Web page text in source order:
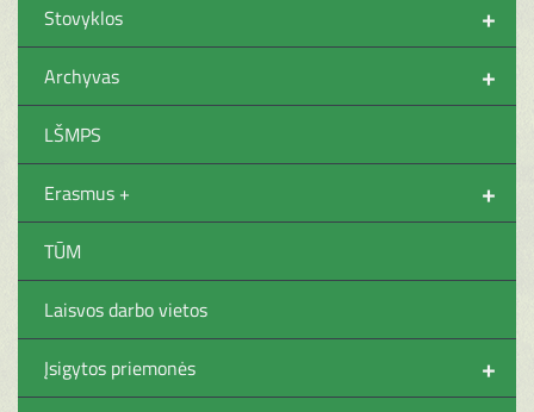
+
Stovyklos
+
Archyvas
LŠMPS
+
Erasmus +
TŪM
Laisvos darbo vietos
+
Įsigytos priemonės